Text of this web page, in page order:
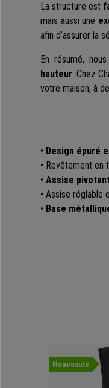
La structure est
mais aussi une
afin d’assurer la
En résumé,
hauteur. Chez
votre maison, à
• Design épuré
• Revêtement en
• Assise
• Assise réglable
• Base
Nouveauté